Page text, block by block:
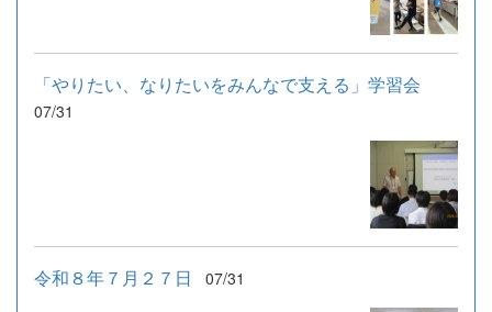
「やりたい、なりたいをみんなで支える」学習会
07/31
令和８年７月２７日 07/31